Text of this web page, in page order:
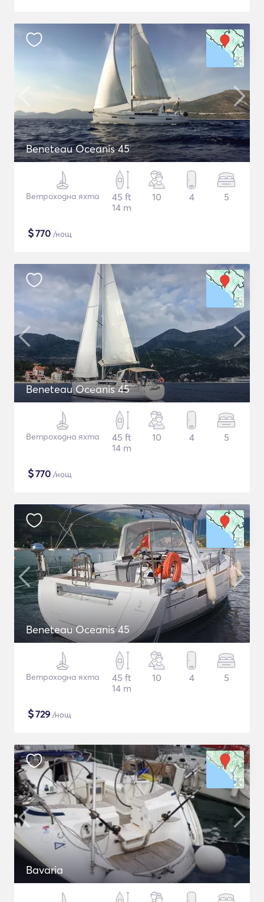
Beneteau Oceanis 45
Ветроходна яхта
45 ft
14 m
10 4 5
$770 /нощ
Beneteau Oceanis 45
Ветроходна яхта
45 ft
14 m
10 4 5
$770 /нощ
Beneteau Oceanis 45
Ветроходна яхта
45 ft
14 m
10 4 5
$729 /нощ
Bavaria